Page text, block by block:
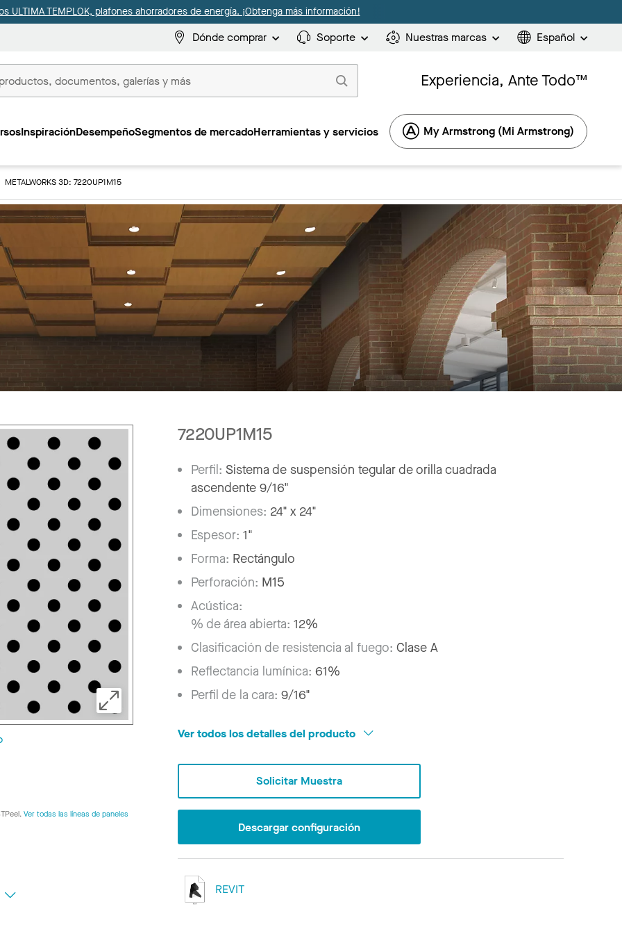
ULTIMA TEMPLOK, plafones ahorradores de energía. ¡Obtenga más información!
Dónde comprar Soporte Nuestras marcas Español
Experiencia, Ante Todo™
InspiraciónDesempeñoSegmentos de mercadoHerramientas y servicios My Armstrong (Mi Armstrong)
METALWORKS 3D: 7220UP1M15
Ver todas las líneas de paneles
7220UP1M15
Perfil:Sistema de suspensión tegular de orilla cuadrada
ascendente 9/16"
Dimensiones: 24" x 24"
Espesor:1"
Forma: Rectángulo
Perforación: M15
Acústica:
% de área abierta: 12%
Clasificación de resistencia al fuego:Clase A
Reflectancia lumínica:61%
Perfil de la cara:9/16"
Ver todos los detalles del producto
Solicitar Muestra
Descargar configuración
REVIT